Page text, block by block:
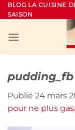
Passer
au
BLOG LA CUISINE
SAISON
pudding_fb
Publié 24 mars
pour ne plus